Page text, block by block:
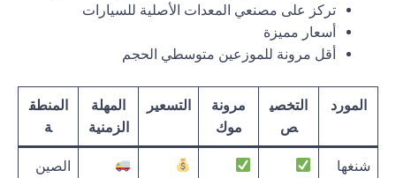
تركز على مصنعي المعدات الأصلية للسيارات
أسعار مميزة
أقل مرونة للموزعين متوسطي الحجم
المورد
التخصي
ص
مرونة
موك
التسعير
المهلة
الزمنية
المنطق
ة
شنغها
الصين